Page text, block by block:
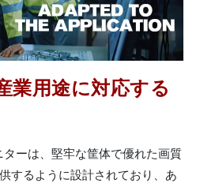
業用途に対応する
ーは、堅牢な筐体で優れた画質
するように設計されており、あ